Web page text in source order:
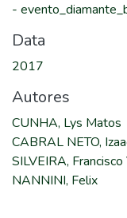
-
Data
2017
Autores
CUNHA, Lys Matos
CABRAL NETO,
SILVEIRA,
NANNINI, Felix